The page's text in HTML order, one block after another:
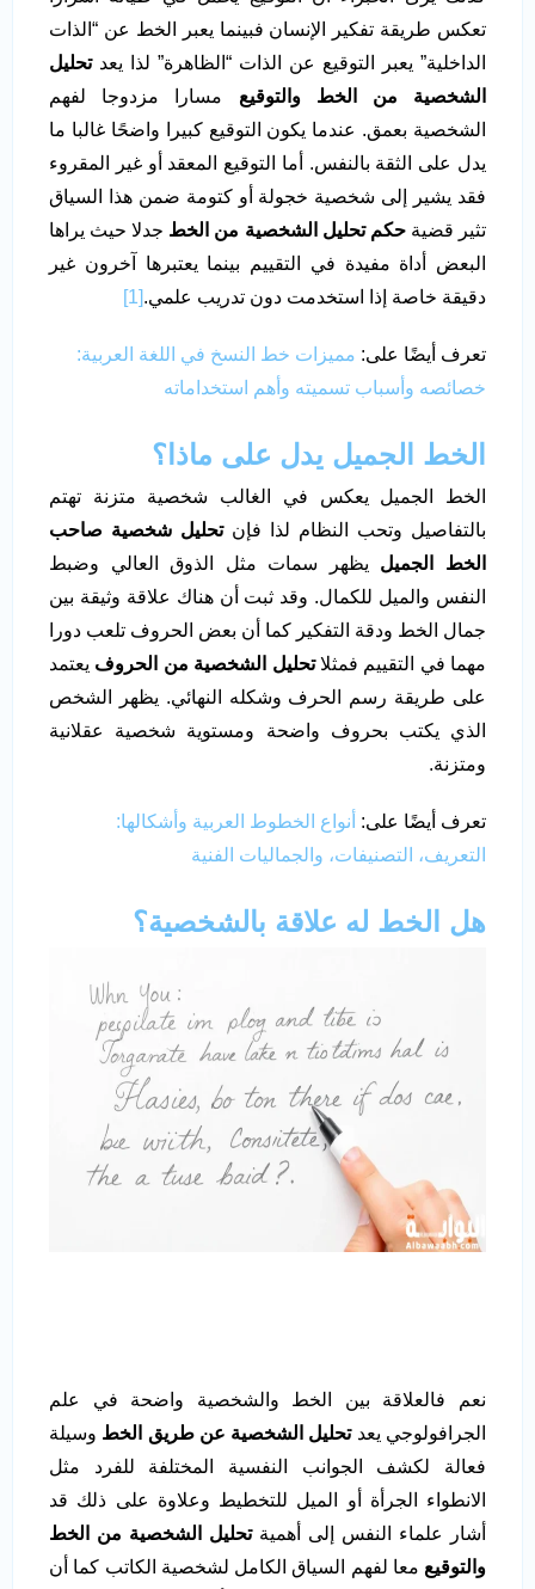
تعكس طريقة تفكير الإنسان فبينما يعبر الخط عن “الذات
الداخلية” يعبر التوقيع عن الذات “الظاهرة” لذا يعدتحليل
الشخصية من الخط والتوقيع مسارا مزدوجا لفهم
الشخصية بعمق. عندما يكون التوقيع كبيرا واضحًا غالبا ما
يدل على الثقة بالنفس. أما التوقيع المعقد أو غير المقروء
فقد يشير إلى شخصية خجولة أو كتومة ضمن هذا السياق
تثير قضيةحكم تحليل الشخصية من الخط جدلا حيث يراها
البعض أداة مفيدة في التقييم بينما يعتبرها آخرون غير
دقيقة خاصة إذا استخدمت دون تدريب علمي.[1]
تعرف أيضًا على: مميزات خط النسخ في اللغة العربية:
خصائصه وأسباب تسميته وأهم استخداماته
الخط الجميل يدل على ماذا؟
الخط الجميل يعكس في الغالب شخصية متزنة تهتم
بالتفاصيل وتحب النظام لذا فإنتحليل شخصية صاحب
الخط الجميل يظهر سمات مثل الذوق العالي وضبط
النفس والميل للكمال. وقد ثبت أن هناك علاقة وثيقة بين
جمال الخط ودقة التفكير كما أن بعض الحروف تلعب دورا
مهما في التقييم فمثلاتحليل الشخصية من الحروف يعتمد
على طريقة رسم الحرف وشكله النهائي. يظهر الشخص
الذي يكتب بحروف واضحة ومستوية شخصية عقلانية
ومتزنة.
تعرف أيضًا على: أنواع الخطوط العربية وأشكالها:
التعريف، التصنيفات، والجماليات الفنية
هل الخط له علاقة بالشخصية؟
نعم فالعلاقة بين الخط والشخصية واضحة في علم
الجرافولوجي يعدتحليل الشخصية عن طريق الخط وسيلة
فعالة لكشف الجوانب النفسية المختلفة للفرد مثل
الانطواء الجرأة أو الميل للتخطيط وعلاوة على ذلك قد
أشار علماء النفس إلى أهميةتحليل الشخصية من الخط
والتوقيع معا لفهم السياق الكامل لشخصية الكاتب كما أن